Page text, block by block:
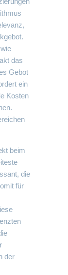
das
Gebot
ein
Kosten
beim
die
für
der